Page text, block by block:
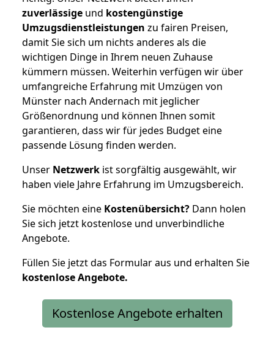
zuverlässige und kostengünstige
Umzugsdienstleistungen zu fairen Preisen,
damit Sie sich um nichts anderes als die
wichtigen Dinge in Ihrem neuen Zuhause
kümmern müssen. Weiterhin verfügen wir über
umfangreiche Erfahrung mit Umzügen von
Münster nach Andernach mit jeglicher
Größenordnung und können Ihnen somit
garantieren, dass wir für jedes Budget eine
passende Lösung finden werden.
Unser Netzwerk ist sorgfältig ausgewählt, wir
haben viele Jahre Erfahrung im Umzugsbereich.
Sie möchten eine Kostenübersicht? Dann holen
Sie sich jetzt kostenlose und unverbindliche
Angebote.
Füllen Sie jetzt das Formular aus und erhalten Sie
kostenloseAngebote.
Kostenlose Angebote erhalten